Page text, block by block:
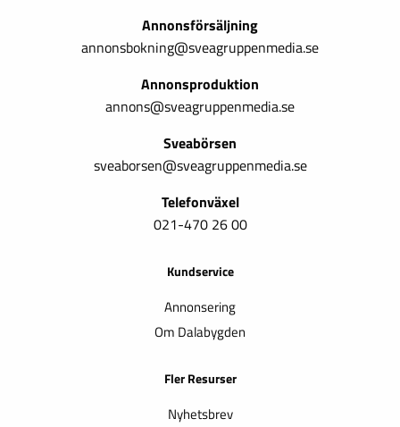
Annonsförsäljning
annonsbokning@sveagruppenmedia.se
Annonsproduktion
annons@sveagruppenmedia.se
Sveabörsen
sveaborsen@sveagruppenmedia.se
Telefonväxel
021-470 26 00
Kundservice
Annonsering
Om Dalabygden
Fler Resurser
Nyhetsbrev